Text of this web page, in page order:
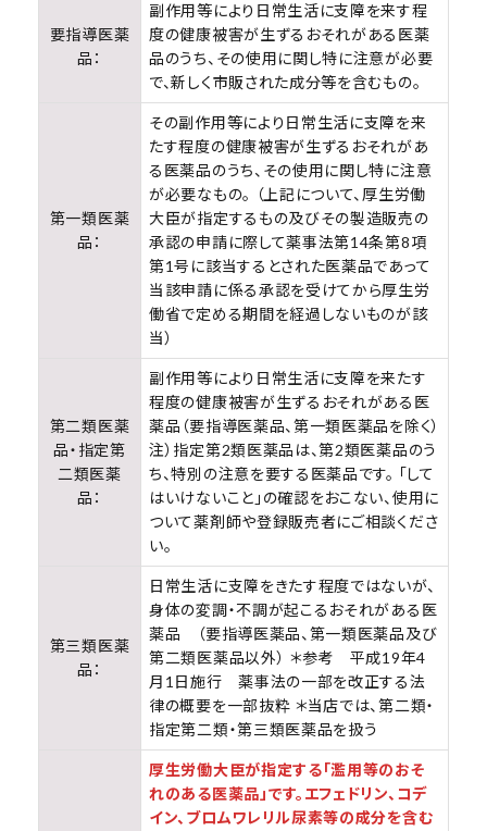
要指導医薬
品：
副作用等により日常生活に支障を来す程
度の健康被害が生ずるおそれがある医薬
品のうち、その使用に関し特に注意が必要
で、新しく市販された成分等を含むもの。
第一類医薬
品：
その副作用等により日常生活に支障を来
たす程度の健康被害が生ずるおそれがあ
る医薬品のうち、その使用に関し特に注意
が必要なもの。 （上記について、厚生労働
大臣が指定するもの及びその製造販売の
承認の申請に際して薬事法第14条第8項
第1号に該当するとされた医薬品であって
当該申請に係る承認を受けてから厚生労
働省で定める期間を経過しないものが該
当）
第二類医薬
品・指定第
二類医薬
品：
副作用等により日常生活に支障を来たす
程度の健康被害が生ずるおそれがある医
薬品（要指導医薬品、第一類医薬品を除く）
注）指定第2類医薬品は、第2類医薬品のう
ち、特別の注意を要する医薬品です。 「して
はいけないこと」の確認をおこない、使用に
ついて薬剤師や登録販売者にご相談くださ
い。
第三類医薬
品：
日常生活に支障をきたす程度ではないが、
身体の変調・不調が起こるおそれがある医
薬品 （要指導医薬品、第一類医薬品及び
第二類医薬品以外） ＊参考 平成19年4
月1日施行 薬事法の一部を改正する法
律の概要を一部抜粋 ＊当店では、第二類・
指定第二類・第三類医薬品を扱う
厚生労働大臣が指定する「濫用等のおそ
れのある医薬品」です。エフェドリン、コデ
イン、ブロムワレリル尿素等の成分を含む